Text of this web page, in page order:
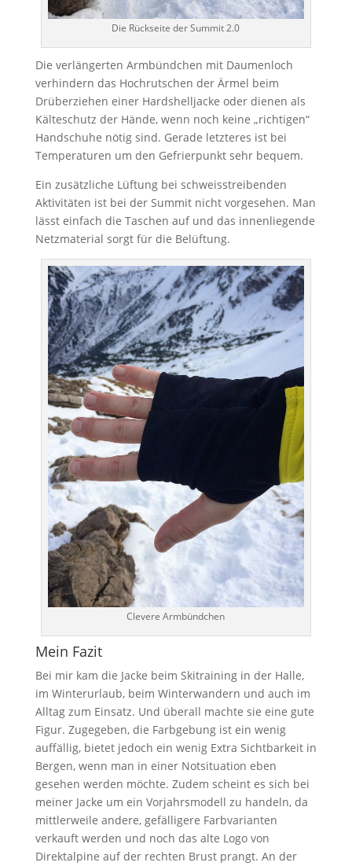
Die Rückseite der Summit 2.0
Die verlängerten Armbündchen mit Daumenloch
verhindern das Hochrutschen der Ärmel beim
Drüberziehen einer Hardshelljacke oder dienen als
Kälteschutz der Hände, wenn noch keine „richtigen“
Handschuhe nötig sind. Gerade letzteres ist bei
Temperaturen um den Gefrierpunkt sehr bequem.
Ein zusätzliche Lüftung bei schweisstreibenden
Aktivitäten ist bei der Summit nicht vorgesehen. Man
lässt einfach die Taschen auf und das innenliegende
Netzmaterial sorgt für die Belüftung.
Clevere Armbündchen
Mein Fazit
Bei mir kam die Jacke beim Skitraining in der Halle,
im Winterurlaub, beim Winterwandern und auch im
Alltag zum Einsatz. Und überall machte sie eine gute
Figur. Zugegeben, die Farbgebung ist ein wenig
auffällig, bietet jedoch ein wenig Extra Sichtbarkeit in
Bergen, wenn man in einer Notsituation eben
gesehen werden möchte. Zudem scheint es sich bei
meiner Jacke um ein Vorjahrsmodell zu handeln, da
mittlerweile andere, gefälligere Farbvarianten
verkauft werden und noch das alte Logo von
Direktalpine auf der rechten Brust prangt. An der